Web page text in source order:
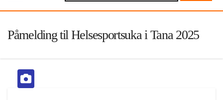
Påmelding til Helsesportsuka i Tana 2025